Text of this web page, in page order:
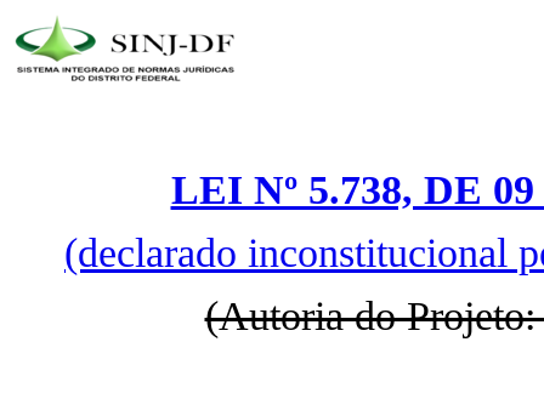
LEI Nº 5.738, DE
(declarado inconstitucional
(Autoria do Projeto: